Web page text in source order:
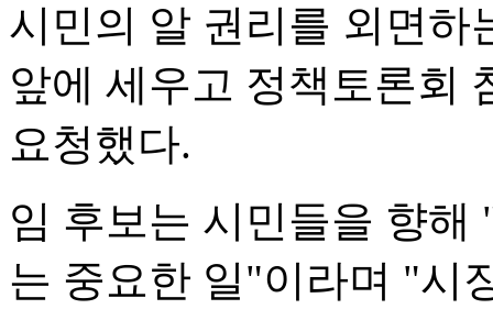
시민의 알 권리를 외면하
앞에 세우고 정책토론회
요청했다.
임 후보는 시민들을 향
는 중요한 일"이라며 "시